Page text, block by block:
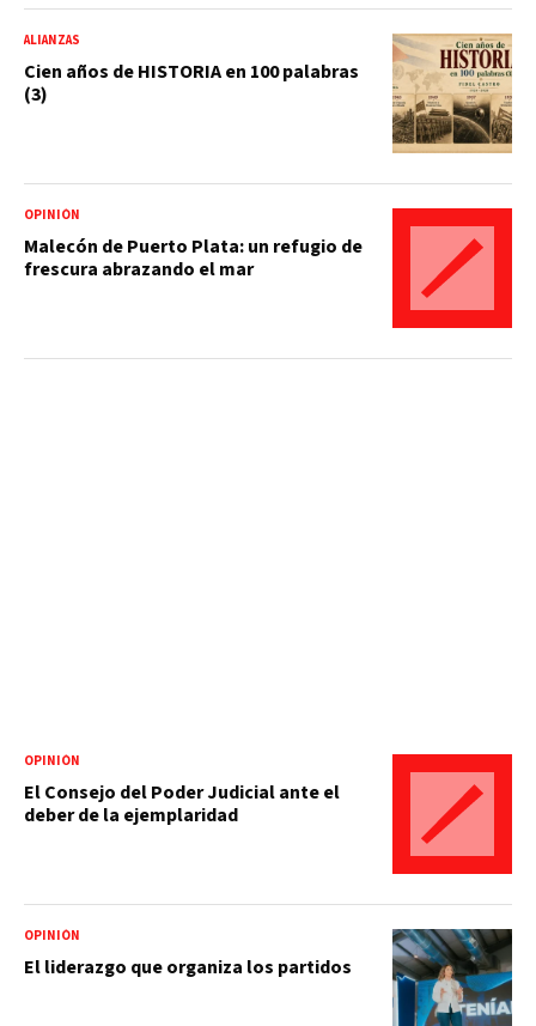
ALIANZAS
Cien años de HISTORIA en 100 palabras
(3)
OPINIÓN
Malecón de Puerto Plata: un refugio de
frescura abrazando el mar
OPINIÓN
El Consejo del Poder Judicial ante el
deber de la ejemplaridad
OPINIÓN
El liderazgo que organiza los partidos